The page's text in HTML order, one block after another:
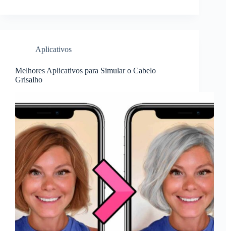
Aplicativos
Melhores Aplicativos para Simular o Cabelo
Grisalho